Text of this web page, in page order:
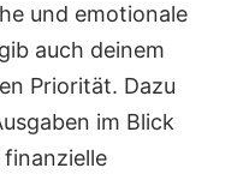
und emotionale
auch deinem
Priorität. Dazu
im Blick